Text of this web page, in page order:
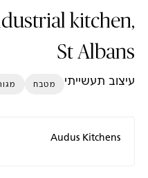
kitchen,
St Albans
עיצוב תעשייתי מטבח
Audus Kitchens